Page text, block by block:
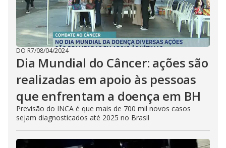
DO R7/08/04/2024
Dia Mundial do Câncer: ações são
realizadas em apoio às pessoas
que enfrentam a doença em BH
Previsão do INCA é que mais de 700 mil novos casos
sejam diagnosticados até 2025 no Brasil